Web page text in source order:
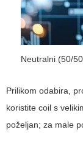
Neutralni (50/
Prilikom odabira,
koristite coil s
poželjan; za male